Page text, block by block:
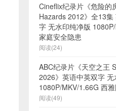
Cineflix纪录片《危险的
Hazards 2012》全13集
字 无水印纯净版
家庭安全隐患
阅读(24)
ABC纪录片《天空之王
2026》英语中英双字 无
1080P/MKV/1.66G 西
阅读(49)